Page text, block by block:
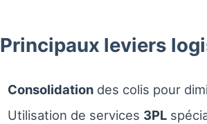
Principaux leviers
Consolidation des colis pour
Utilisation de services 3PL